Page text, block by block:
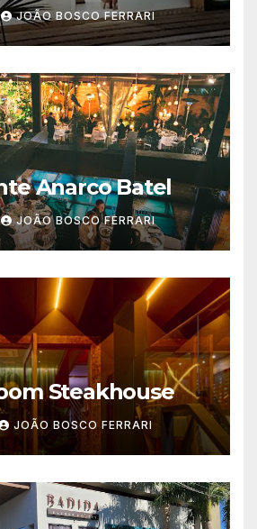
JOÃO BOSCO FERRARI
Anarco Batel
JOÃO BOSCO FERRARI
Steakhouse
JOÃO BOSCO FERRARI